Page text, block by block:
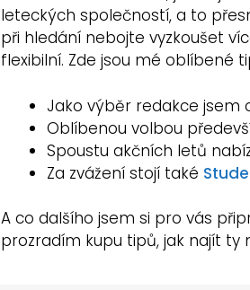
leteckých společností, a to
při hledání nebojte vyzkoušet
flexibilní. Zde jsou mé oblíbené
Jako výběr redakce jsem
Oblíbenou volbou
Spoustu akčních letů
Za zvážení stojí také
A co dalšího jsem si pro vás
prozradím kupu tipů, jak najít ty